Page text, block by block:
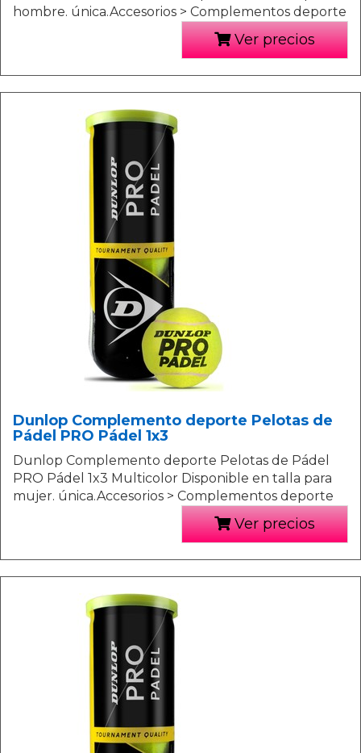
hombre. única.Accesorios > Complementos deporte
Ver precios
Dunlop Complemento deporte Pelotas de
Pádel PRO Pádel 1x3
Dunlop Complemento deporte Pelotas de Pádel
PRO Pádel 1x3 Multicolor Disponible en talla para
mujer. única.Accesorios > Complementos deporte
Ver precios